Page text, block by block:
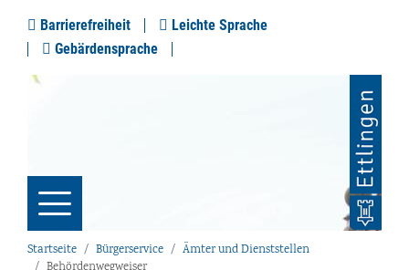
Barrierefreiheit
Leichte Sprache
Gebärdensprache
Startseite Bürgerservice
Ämter und Dienststellen